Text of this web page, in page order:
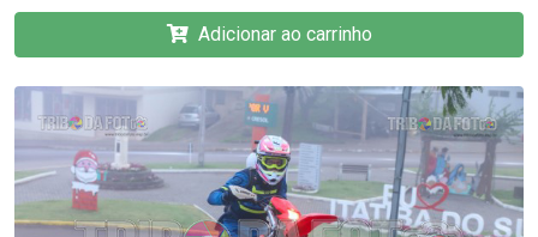
Adicionar ao carrinho